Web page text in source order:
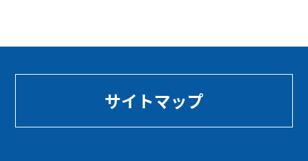
サイトマップ